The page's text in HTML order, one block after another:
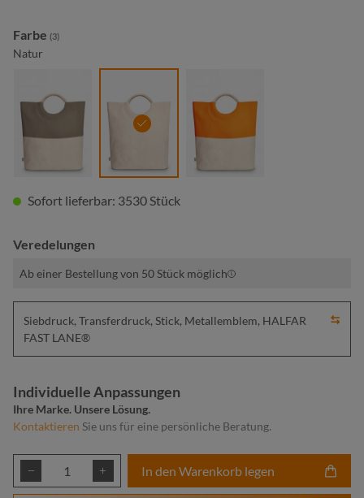
Farbe auswählen
(3)
Natur
natur orange
Sofort lieferbar: 3530 Stück
Veredelungen
Ab einer Bestellung von 50 Stück möglich
Siebdruck, Transferdruck, Stick, Metallemblem, HALFAR
FAST LANE®
Individuelle Anpassungen
Ihre Marke. Unsere Lösung.
Kontaktieren Sie uns für eine persönliche Beratung.
Produkt Anzahl: Gib den gewünschten
In den Warenkorb legen